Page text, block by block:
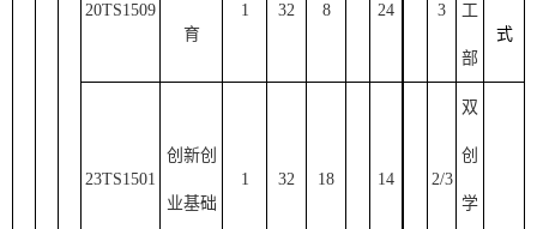
20TS1509
育
1 32 8 24 3 工
部
式
23TS1501
创新创
业基础
1 32 18 14 2/3
双
创
学